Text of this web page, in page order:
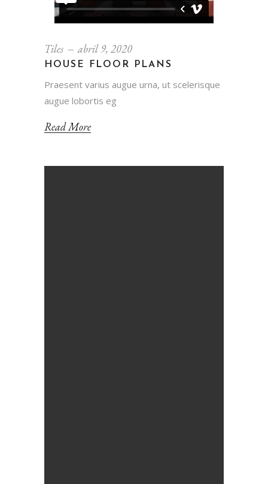
Tiles abril 9, 2020
HOUSE FLOOR PLANS
Praesent varius augue urna, ut scelerisque
augue lobortis eg
Read More